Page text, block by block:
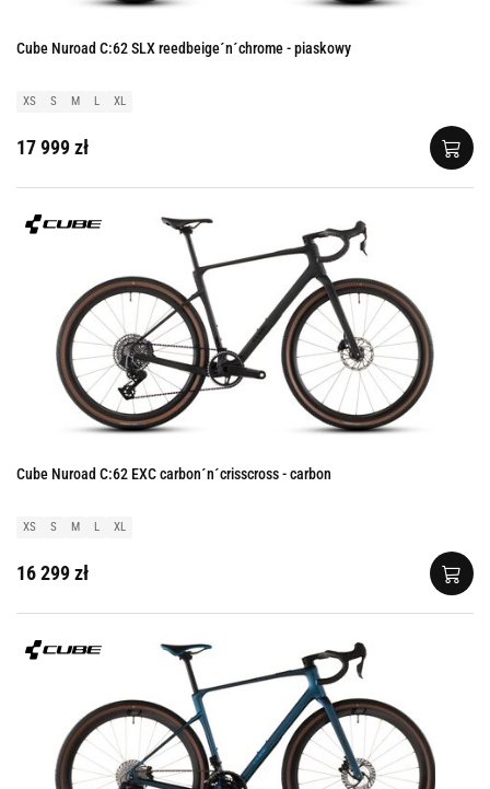
Cube Nuroad C:62 SLX reedbeige´n´chrome - piaskowy
XS S M L XL
17 999 zł
Cube Nuroad C:62 EXC carbon´n´crisscross - carbon
XS S M L XL
16 299 zł